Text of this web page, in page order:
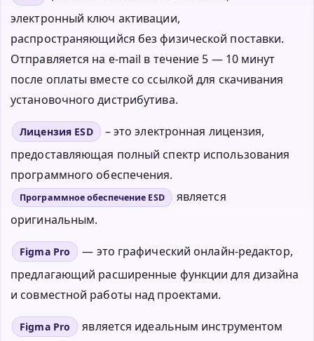
электронный ключ активации,
распространяющийся без физической поставки.
Отправляется на e-mail в течение 5 — 10 минут
после оплаты вместе со ссылкой для скачивания
установочного дистрибутива.
Лицензия ESD
– это электронная лицензия,
предоставляющая полный спектр использования
программного обеспечения.
Программное обеспечение ESD
является
оригинальным.
Figma Pro
— это графический онлайн-редактор,
предлагающий расширенные функции для дизайна
и совместной работы над проектами.
Figma Pro
является идеальным инструментом